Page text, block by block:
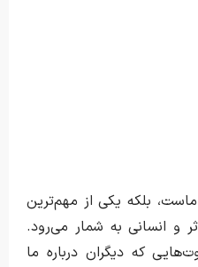
بلکه یکی از مهم‌ترین
و انسانی به شمار می‌رود.
که دیگران درباره ما